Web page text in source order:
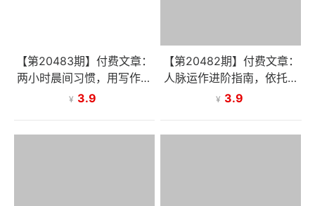
【第20483期】付费文章：
两小时晨间习惯，用写作与
内容实现高收益变现千万美
¥ 3.9
【第20482期】付费文章：
人脉运作进阶指南，依托中
间人打通关键环节，在熟人
¥ 3.9